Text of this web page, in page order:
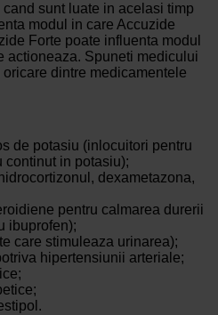
sunt luate in acelasi timp
modul in care Accuzide
Forte poate influenta modul
actioneaza. Spuneti medicului
dintre medicamentele
de potasiu (inlocuitori pentru
continut in potasiu);
dexametazona,
pentru calmarea durerii
ibuprofen);
care stimuleaza urinarea);
hipertensiunii arteriale;